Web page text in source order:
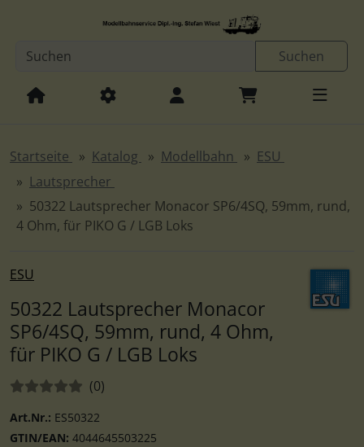
Springe zum Inhalt
Suchen
Startseite Katalog Modellbahn
ESU
Lautsprecher
50322 Lautsprecher Monacor SP6/4SQ, 59mm, rund,
4 Ohm, für PIKO G / LGB Loks
ESU
50322 Lautsprecher Monacor
SP6/4SQ, 59mm, rund, 4 Ohm,
für PIKO G / LGB Loks
Bewertungen:(0Bewertungen
)
Art.Nr.: ES50322
GTIN/EAN: 4044645503225